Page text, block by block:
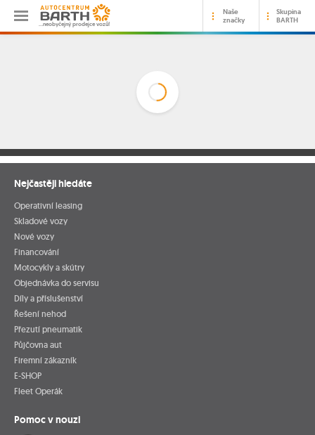
…neobyčejný prodejce vozů!
Naše
značky
Skupina
BARTH
Nejčastěji hledáte
Operativní leasing
Skladové vozy
Nové vozy
Financování
Motocykly a skútry
Objednávka do servisu
Díly a příslušenství
Řešení nehod
Přezutí pneumatik
Půjčovna aut
Firemní zákazník
E-SHOP
Fleet Operák
Pomoc v nouzi